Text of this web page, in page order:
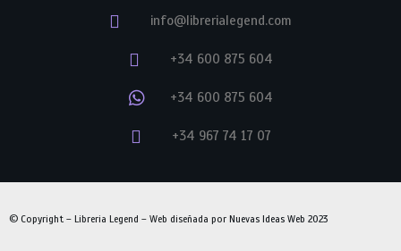
info@librerialegend.com
+34 600 875 604
+34 600 875 604
+34 967 74 17 07
© Copyright – Libreria Legend – Web diseñada por Nuevas Ideas Web 2023